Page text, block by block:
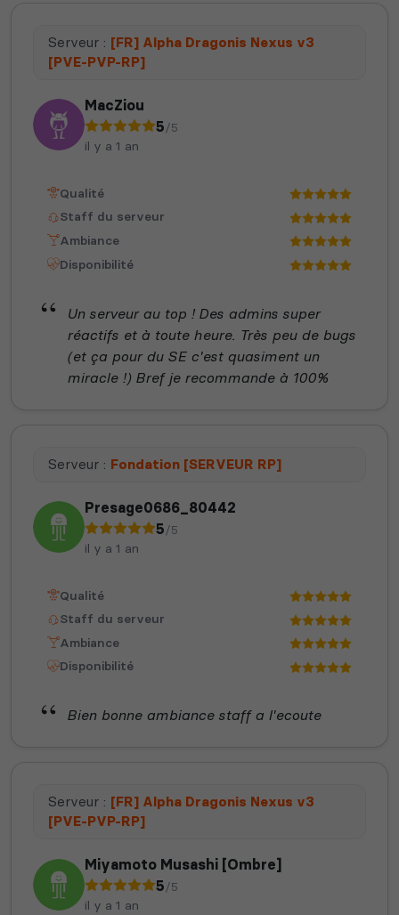
Serveur : [FR] Alpha Dragonis Nexus v3
[PVE-PVP-RP]
MacZiou
5/5
il y a 1 an
Qualité
Staff du serveur
Ambiance
Disponibilité
Un serveur au top ! Des admins super
réactifs et à toute heure. Très peu de bugs
(et ça pour du SE c'est quasiment un
miracle !) Bref je recommande à 100%
Serveur : Fondation [SERVEUR RP]
Presage0686_80442
5/5
il y a 1 an
Qualité
Staff du serveur
Ambiance
Disponibilité
Bien bonne ambiance staff a l'ecoute
Serveur : [FR] Alpha Dragonis Nexus v3
[PVE-PVP-RP]
Miyamoto Musashi [Ombre]
5/5
il y a 1 an